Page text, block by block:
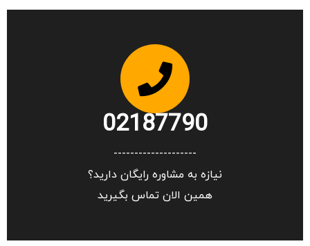
02187790
--------------------
نیازه به مشاوره رایگان دارید؟
همین الان تماس بگیرید